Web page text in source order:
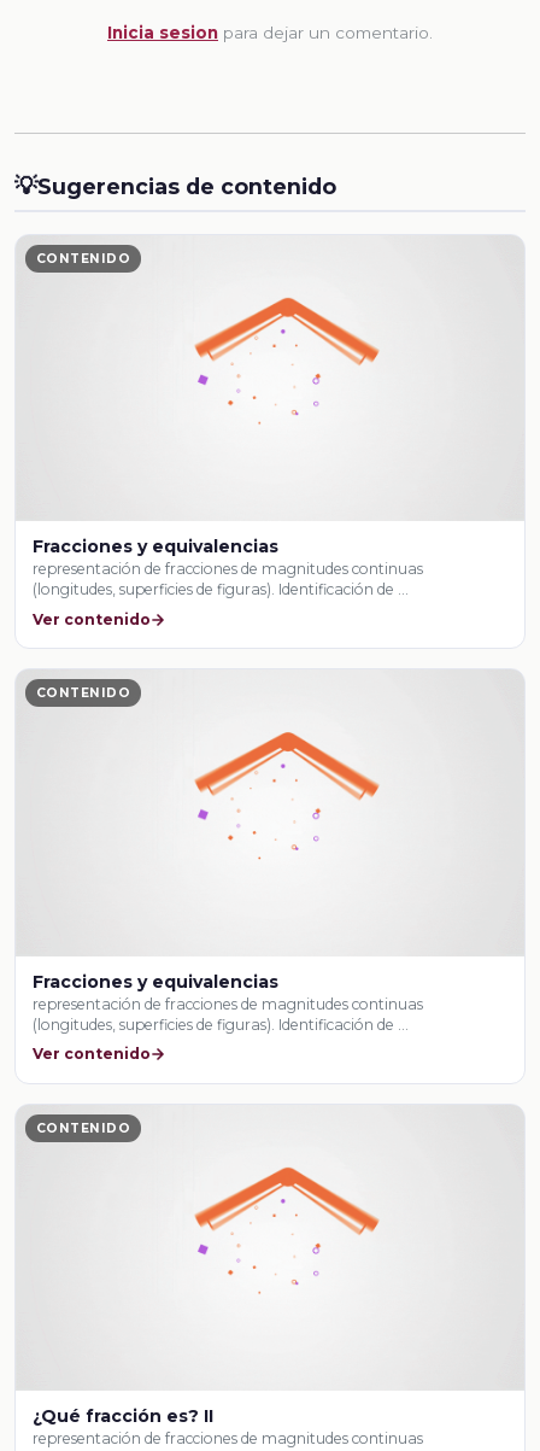
Inicia sesion para dejar un comentario.
💡Sugerencias de contenido
CONTENIDO
Fracciones y equivalencias
representación de fracciones de magnitudes continuas
(longitudes, superficies de figuras). Identificación de …
Ver contenido
CONTENIDO
Fracciones y equivalencias
representación de fracciones de magnitudes continuas
(longitudes, superficies de figuras). Identificación de …
Ver contenido
CONTENIDO
¿Qué fracción es? II
representación de fracciones de magnitudes continuas